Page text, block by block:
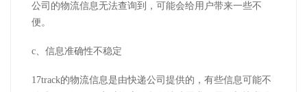
公司的物流信息无法查询到，可能会给用户带来一些不
便。
c、信息准确性不稳定
17track的物流信息是由快递公司提供的，有些信息可能不